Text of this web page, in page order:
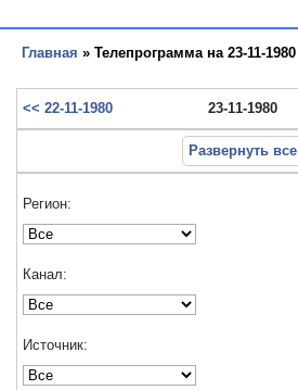
Главная » Телепрограмма на 23-11-1980
<< 22-11-1980 23-11-1980
Развернуть все
Регион:
Канал:
Источник: